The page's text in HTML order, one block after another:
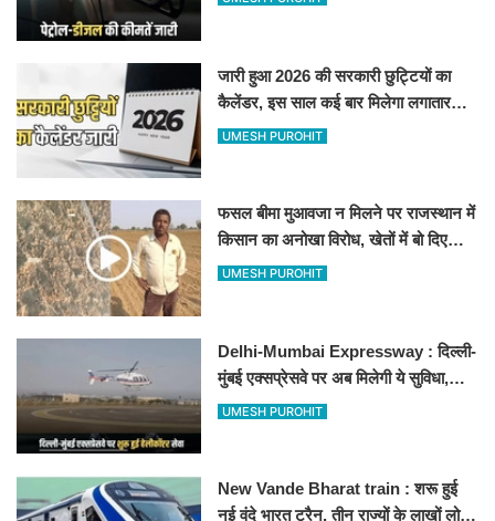
जारी हुआ 2026 की सरकारी छुट्टियों का
कैलेंडर, इस साल कई बार मिलेगा लगातार
अवकाश, देखें
UMESH PUROHIT
फसल बीमा मुआवजा न मिलने पर राजस्थान में
किसान का अनोखा विरोध, खेतों में बो दिए
500-500 रुपए के नोट, वीडियो वायरल
UMESH PUROHIT
Delhi-Mumbai Expressway : दिल्ली-
मुंबई एक्सप्रेसवे पर अब मिलेगी ये सुविधा,
हेलीकॉप्टर सर्विस से तुरंत घायल पहुंचेगा
UMESH PUROHIT
New Vande Bharat train : शरू हुई
नई वंदे भारत ट्रैन, तीन राज्यों के लाखों लोगों